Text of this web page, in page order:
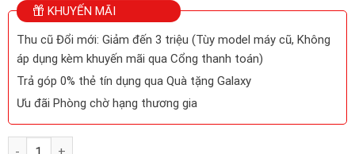
KHUYẾN MÃI
Thu cũ Đổi mới: Giảm đến 3 triệu (Tùy model máy cũ, Không
áp dụng kèm khuyến mãi qua Cổng thanh toán)
Trả góp 0% thẻ tín dụng qua Quà tặng Galaxy
Ưu đãi Phòng chờ hạng thương gia
Dell XPS 15 9530 Intel Core i7-13700H | Ram 16GB DDR5 | SSD